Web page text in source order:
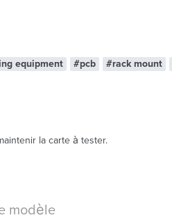
equipment #pcb #rack mount
la carte à tester.
modèle